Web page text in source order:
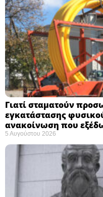
Γιατί σταματούν
εγκατάστασης
ανακοίνωση που
5 Αυγούστου 2026